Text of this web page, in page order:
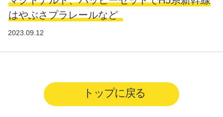
はやぶさプラレールなど
2023.09.12
トップに戻る